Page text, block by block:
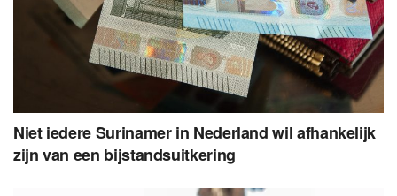
Niet iedere Surinamer in Nederland wil afhankelijk
zijn van een bijstandsuitkering